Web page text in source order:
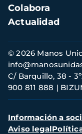
Colabora
Actualidad
Información
de
contacto
© 2026 Manos
C/ Barquillo, 38 -
900 811 888
Menú
secundario
Información a
Aviso legal